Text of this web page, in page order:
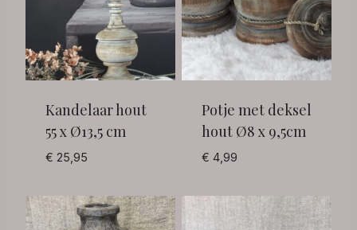
Kandelaar hout
55 x Ø13,5 cm
€ 25,95
Potje met deksel
hout Ø8 x 9,5cm
€ 4,99